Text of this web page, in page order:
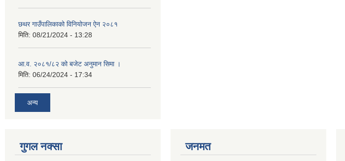
छथर गाउँपालिकाको विनियोजन ऐन २०८१
मिति: 08/21/2024 - 13:28
आ.व. २०८१/८२ को बजेट अनुमान सिमा ।
मिति: 06/24/2024 - 17:34
अन्य
गुगल नक्सा जनमत